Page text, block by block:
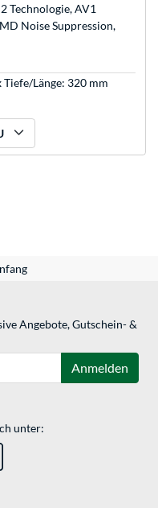
Technologie, AV1
Noise Suppression,
Länge: 320 mm
Angebote, Gutschein- &
Anmelden
unter: